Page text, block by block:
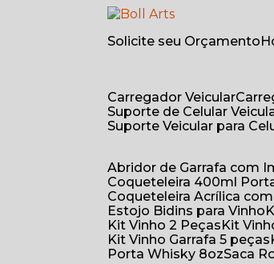
Solicite seu Orçamento
Carregador Veicular
Suporte de Celular
Suporte Veicular para
Abridor de Garrafa com
Coqueteleira 400ml
Coqueteleira Acrílica
Estojo Bidins para Vinho
Kit Vinho 2 Peças
Kit
Kit Vinho Garrafa 5 peças
Porta Whisky 8oz
Saca